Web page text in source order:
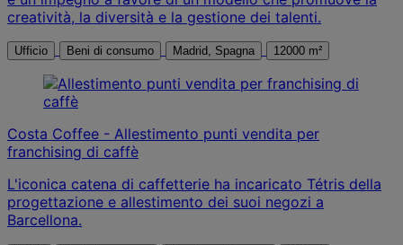
creatività, la diversità e la gestione dei talenti.
Ufficio Beni di consumo Madrid, Spagna 12000 m²
Costa Coffee - Allestimento punti vendita per
franchising di caffè
L'iconica catena di caffetterie ha incaricato Tétris della
progettazione e allestimento dei suoi negozi a
Barcellona.